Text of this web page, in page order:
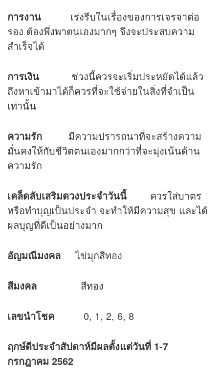
การงาน เร่งรีบในเรื่องของการเจรจาต่อ
รอง ต้องพึ่งพาตนเองมากๆ จึงจะประสบความ
สำเร็จได้
การเงิน ช่วงนี้ควรจะเริ่มประหยัดได้แล้ว
ถึงหาเข้ามาได้ก็ควรที่จะใช้จ่ายในสิ่งที่จำเป็น
เท่านั้น
ความรัก มีความปรารถนาที่จะสร้างความ
มั่นคงให้กับชีวิตตนเองมากกว่าที่จะมุ่งเน้นด้าน
ความรัก
เคล็ดลับเสริมดวงประจำวันนี้ ควรใส่บาตร
หรือทำบุญเป็นประจำ จะทำให้มีความสุข และได้
ผลบุญที่ดีเป็นอย่างมาก
อัญมณีมงคล ไข่มุกสีทอง
สีมงคล สีทอง
เลขนำโชค 0, 1, 2, 6, 8
ฤกษ์ดีประจำสัปดาห์มีผลตั้งแต่วันที่ 1-7
กรกฎาคม 2562